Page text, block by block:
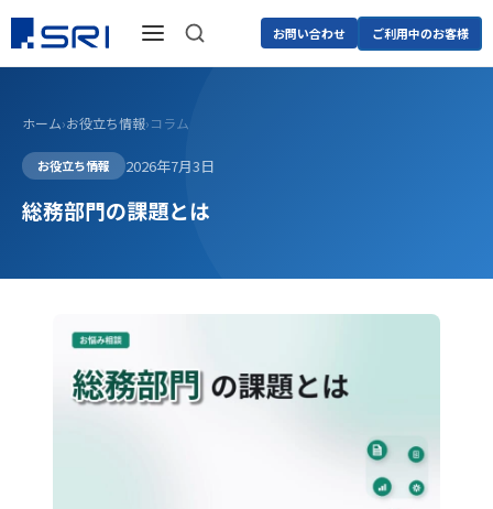
お問い合わせ ご利用中のお客様
ホーム›お役立ち情報›コラム
お役立ち情報 2026年7月3日
総務部門の課題とは